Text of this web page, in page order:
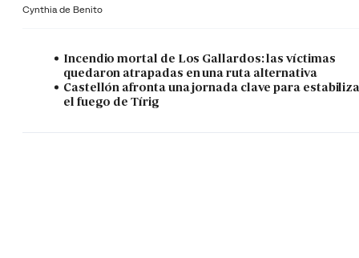
Cynthia de Benito
Incendio mortal de Los Gallardos: las víctimas
quedaron atrapadas en una ruta alternativa
Castellón afronta una jornada clave para
el fuego de Tírig